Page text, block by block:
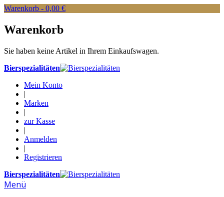
Warenkorb - 0,00 €
Warenkorb
Sie haben keine Artikel in Ihrem Einkaufswagen.
Bierspezialitäten
Mein Konto
|
Marken
|
zur Kasse
|
Anmelden
|
Registrieren
Bierspezialitäten
Menü